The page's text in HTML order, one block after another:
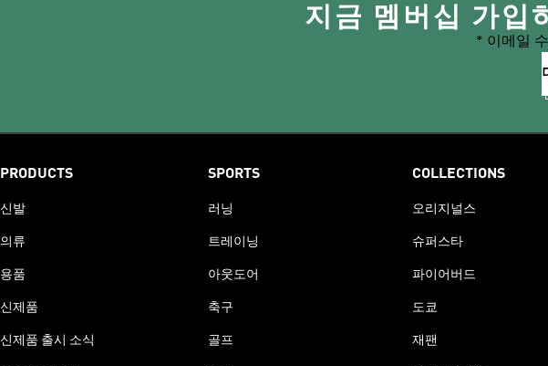
지금 멤버십 가입
* 이메일
PRODUCTS
신발
의류
용품
신제품
신제품 출시 소식
SPORTS
러닝
트레이닝
아웃도어
축구
골프
COLLECTIONS
오리지널스
슈퍼스타
파이어버드
도쿄
재팬